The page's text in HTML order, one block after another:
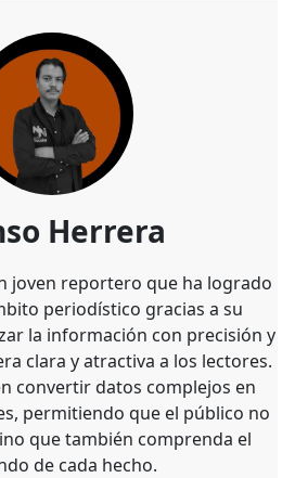
Herrera
joven reportero que ha logrado
periodístico gracias a su
la información con precisión y
clara y atractiva a los lectores.
convertir datos complejos en
permitiendo que el público no
que también comprenda el
de cada hecho.